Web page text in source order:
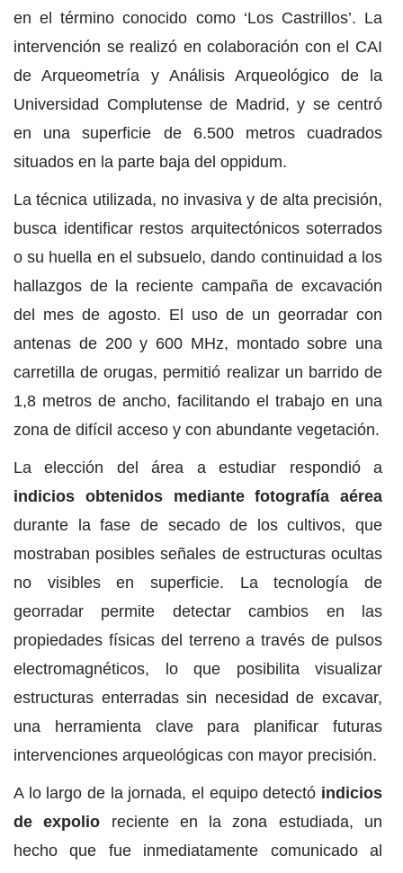
en el término conocido como ‘Los Castrillos’. La
intervención se realizó en colaboración con el CAI
de Arqueometría y Análisis Arqueológico de la
Universidad Complutense de Madrid, y se centró
en una superficie de 6.500 metros cuadrados
situados en la parte baja del oppidum.
La técnica utilizada, no invasiva y de alta precisión,
busca identificar restos arquitectónicos soterrados
o su huella en el subsuelo, dando continuidad a los
hallazgos de la reciente campaña de excavación
del mes de agosto. El uso de un georradar con
antenas de 200 y 600 MHz, montado sobre una
carretilla de orugas, permitió realizar un barrido de
1,8 metros de ancho, facilitando el trabajo en una
zona de difícil acceso y con abundante vegetación.
La elección del área a estudiar respondió a
indicios obtenidos mediante fotografía aérea
durante la fase de secado de los cultivos, que
mostraban posibles señales de estructuras ocultas
no visibles en superficie. La tecnología de
georradar permite detectar cambios en las
propiedades físicas del terreno a través de pulsos
electromagnéticos, lo que posibilita visualizar
estructuras enterradas sin necesidad de excavar,
una herramienta clave para planificar futuras
intervenciones arqueológicas con mayor precisión.
A lo largo de la jornada, el equipo detectó indicios
de expolio reciente en la zona estudiada, un
hecho que fue inmediatamente comunicado al